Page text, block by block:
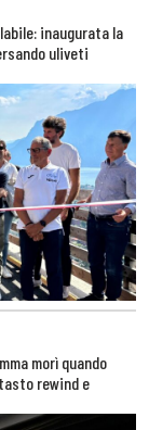
inaugurata la
uliveti
morì quando
rewind e